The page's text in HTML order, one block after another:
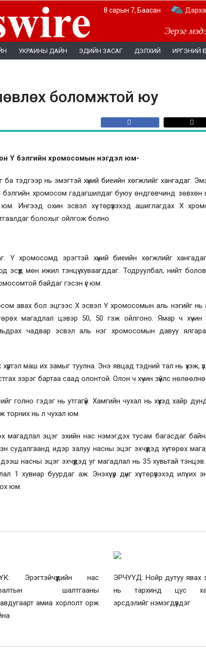
Эерэг
8 сарын 7, Баасан
УКРАИНЫ ДАЙН ЭДИЙН ЗАСАГ ДЭЛХИЙ ИРГЭНИЙ
боломжтой юу
Y бэлгийн хромосомын нэгдэл юм-
тэдгээр нь эмэгтэй хүний биеийн хөгжлийг хангадаг.
бэлгийн хромосом гадагшилдаг буюу өндгөвчинд зөвхөн
Ингээд охин эсвэл хүү төрүүлэхэд ашиглагдах Х
болохыг ойлгож болно.
Ү хромосомд эрэгтэй хүний биеийн хөгжлийг
эсүүд мөн ижил тэнцүү хуваагддаг. Тодруулбал, нийт
байдаг гэсэн үг юм.
авах бол эцгээс Х эсвэл Ү хромосомын аль нэгийг нь
магадлал цэвэр 50, 50 гэж ойлгоно. Ямар ч хүчин
чадвар эсвэл аль нэг хромосомын давуу
маш их замыг туулна. Энэ явцад тэдний тал нь үхэж,
зэрэг бартаа саад олонтой. Олон ч хүчин зүйлс нөлөөлнө.
голно гэдэг нь утгагүй. Хамгийн чухал нь хүүхэд хайр
торних нь л чухал юм.
магадлал эцэг эхийн нас нэмэгдэх тусам багасдаг
судалгаанд идэр залуу насны эцэг эхчүүдэд хүү төрөх
насны эцэг эхчүүдэд уг магадлал нь 35 хувьтай
1 хувиар буурдаг аж. Энэхүү үр дүнг хүү төрүүлэхэд илүү их
юм.
Эрэгтэйчүүдийн нас
шалтгааны
амиа хорлолт орж
ЭРЧҮҮД: Нойр дутуу явах
нь тархинд цус
эрсдэлийг нэмэгдүүлдэг